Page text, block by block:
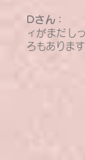
Dさん：
ィがまだし
ろもありま